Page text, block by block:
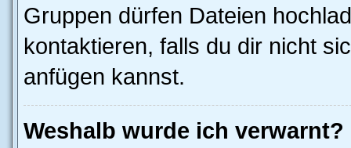
Gruppen dürfen Dateien
kontaktieren, falls du dir nicht
anfügen kannst.
Weshalb wurde ich verwarnt?